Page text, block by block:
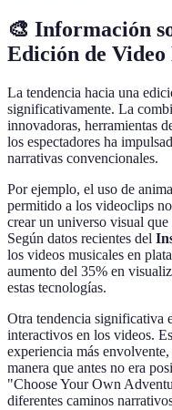
🎨 Información
Edición de
La tendencia hacia una
significativamente. La
innovadoras, herramientas
los espectadores ha
narrativas convencionales.
Por ejemplo, el uso de
permitido a los videoclips
crear un universo visual
Según datos recientes del
los videos musicales en
aumento del 35% en
estas tecnologías.
Otra tendencia significativa
interactivos en los videos.
experiencia más
manera que antes no era
"Choose Your Own
diferentes caminos